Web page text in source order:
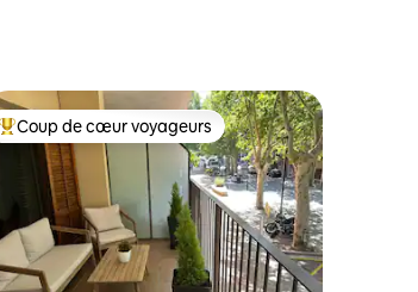
Coups de cœur voyageurs les plus appréciés
Coup de cœur voyageurs